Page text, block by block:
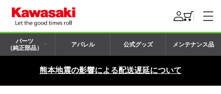
パーツ
（純正部品）
アパレル 公式グッズ メンテナンス品
熊本地震の影響による配送遅延について